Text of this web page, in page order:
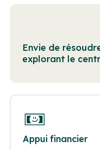
Envie de
explorant le
Appui financier